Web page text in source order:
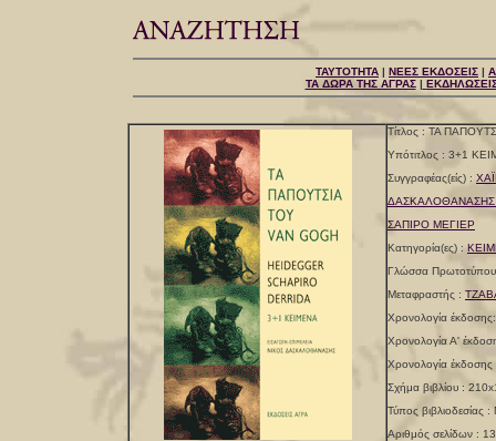
ΤΑΥΤΟΤΗΤΑ | ΝΕΕΣ ΕΚΔΟΣΕΙΣ |
ΤΑ ΔΩΡΑ ΤΗΣ ΑΓΡΑΣ|
Τίτλος : ΤΑ
Υπότιτλος : 3+1
Συγγραφέας(είς) :
ΔΑΣΚΑΛΟΘΑΝΑΣΗΣ
ΣΑΠΙΡΟ ΜΕΓΙΕΡ
Κατηγορία(ες) :
Γλώσσα
Μεταφραστής :
Χρονολογία
Χρονολογία Α'
Χρονολογία
Σχήμα βιβλίου :
Τύπος
Αριθμός σελίδων :